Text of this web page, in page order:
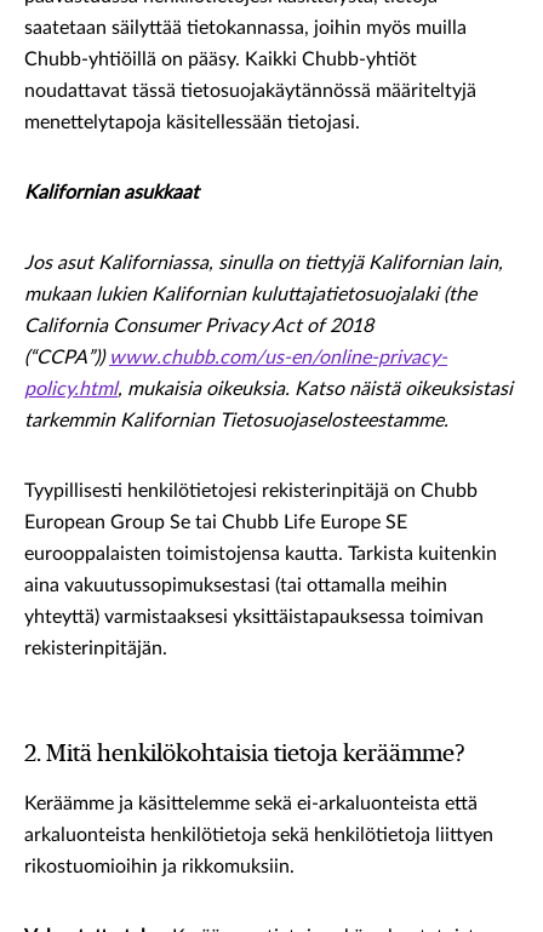
saatetaan säilyttää tietokannassa, joihin myös muilla
Chubb-yhtiöillä on pääsy. Kaikki Chubb-yhtiöt
noudattavat tässä tietosuojakäytännössä määriteltyjä
menettelytapoja käsitellessään tietojasi.
Kalifornian asukkaat
Jos asut Kaliforniassa, sinulla on tiettyjä Kalifornian lain,
mukaan lukien Kalifornian kuluttajatietosuojalaki (the
California Consumer Privacy Act of 2018
(“CCPA”)) www.chubb.com/us-en/online-privacy-
policy.html, mukaisia oikeuksia. Katso näistä oikeuksistasi
tarkemmin Kalifornian Tietosuojaselosteestamme.
Tyypillisesti henkilötietojesi rekisterinpitäjä on Chubb
European Group Se tai Chubb Life Europe SE
eurooppalaisten toimistojensa kautta. Tarkista kuitenkin
aina vakuutussopimuksestasi (tai ottamalla meihin
yhteyttä) varmistaaksesi yksittäistapauksessa toimivan
rekisterinpitäjän.
2. Mitä henkilökohtaisia tietoja keräämme?
Keräämme ja käsittelemme sekä ei-arkaluonteista että
arkaluonteista henkilötietoja sekä henkilötietoja liittyen
rikostuomioihin ja rikkomuksiin.